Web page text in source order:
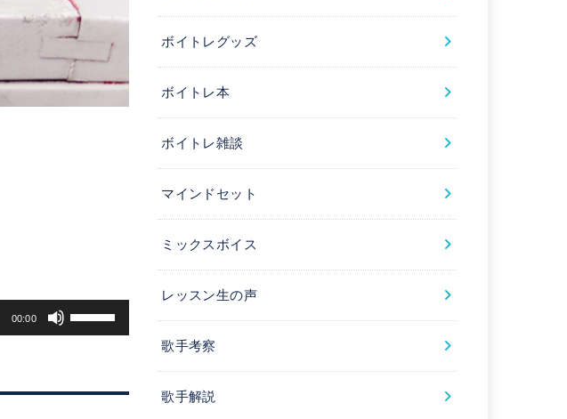
だ
さ
い。
00:00
ボ
リ
ー
ボイトレグッズ
ボイトレ本
ボイトレ雑談
マインドセット
ミックスボイス
レッスン生の声
歌手考察
歌手解説